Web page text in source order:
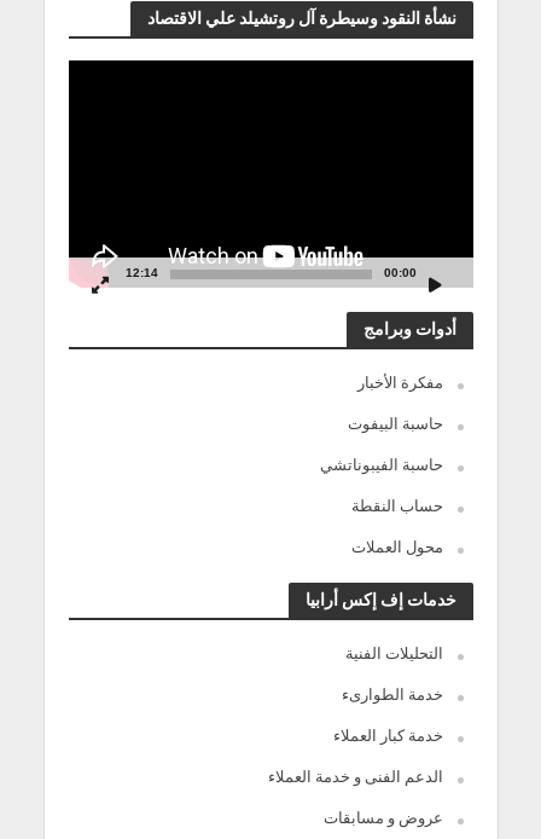
نشأة النقود وسيطرة آل روتشيلد علي الاقتصاد
00:00
12:14
أدوات وبرامج
مفكرة الأخبار
حاسبة البيفوت
حاسبة الفيبوناتشي
حساب النقطة
محول العملات
خدمات إف إكس أرابيا
التحليلات الفنية
خدمة الطوارىء
خدمة كبار العملاء
الدعم الفنى و خدمة العملاء
عروض و مسابقات